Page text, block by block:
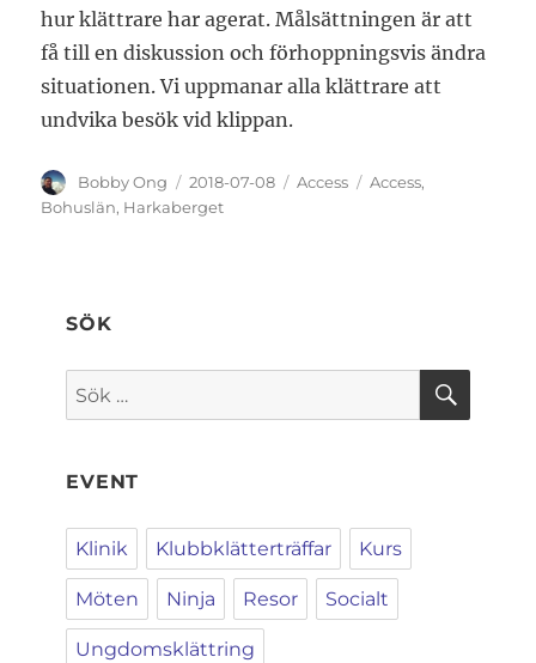
hur klättrare har agerat. Målsättningen är att
få till en diskussion och förhoppningsvis ändra
situationen. Vi uppmanar alla klättrare att
undvika besök vid klippan.
Författare
Bobby Ong
Publicerat
den
2018-07-08 Kategorier
Access Etiketter
Access,
Bohuslän, Harkaberget
SÖK
Sök
efter:
SÖK
EVENT
Klinik Klubbklätterträffar Kurs
Möten Ninja Resor Socialt
Ungdomsklättring